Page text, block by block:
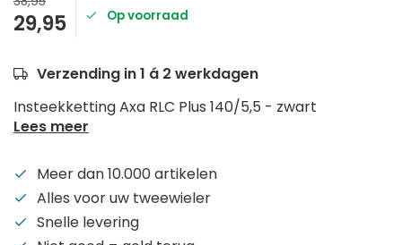
29,95 Op voorraad
Verzending in 1 á 2 werkdagen
Insteekketting Axa RLC Plus 140/5,5 - zwart
Lees meer
Meer dan 10.000 artikelen
Alles voor uw tweewieler
Snelle levering